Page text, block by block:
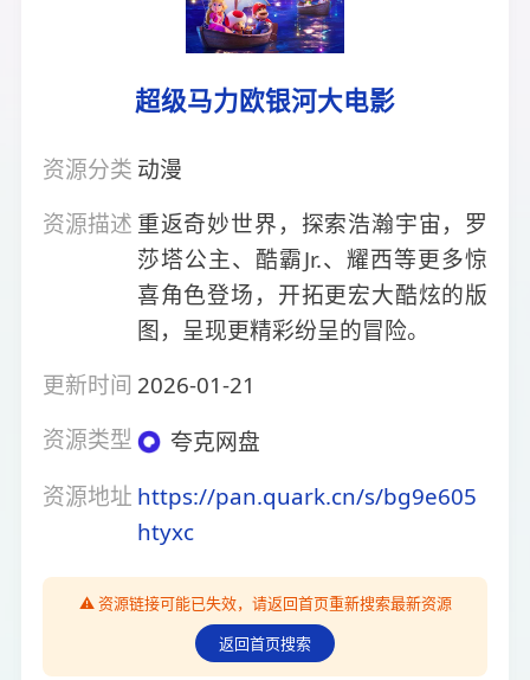
超级马力欧银河大电影
资源分类 动漫
资源描述 重返奇妙世界，探索浩瀚宇宙，罗
莎塔公主、酷霸Jr.、耀西等更多惊
喜角色登场，开拓更宏大酷炫的版
图，呈现更精彩纷呈的冒险。
更新时间 2026-01-21
资源类型
夸克网盘
资源地址 https://pan.quark.cn/s/bg9e605
htyxc
⚠️ 资源链接可能已失效，请返回首页重新搜索最新资源
返回首页搜索